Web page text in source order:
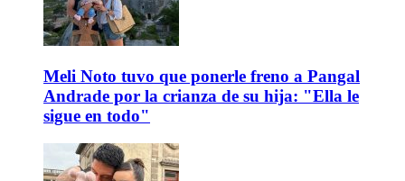
Meli Noto tuvo que ponerle freno a Pangal
Andrade por la crianza de su hija: "Ella le
sigue en todo"